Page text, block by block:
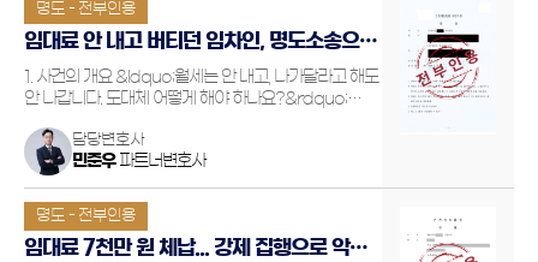
명도 - 전부인용
임대료 안 내고 버티던 임차인, 명도소송으로
점유 회복한 오피스텔 사건
1. 사건의 개요 &ldquo;월세는 안 내고, 나가달라고 해도
안 나갑니다. 도대체 어떻게 해야 하나요?&rdquo;
임대했지만, A씨는 수개월 동안 월세를 내지 않았습니다.
여러 차례 독촉을 했음에도 불구하고, 임차인은 갖은
핑계를 대며…
담당변호사
민준우파트너변호사
명도 - 전부인용
임대료 7천만 원 체납... 강제 집행으로 악성